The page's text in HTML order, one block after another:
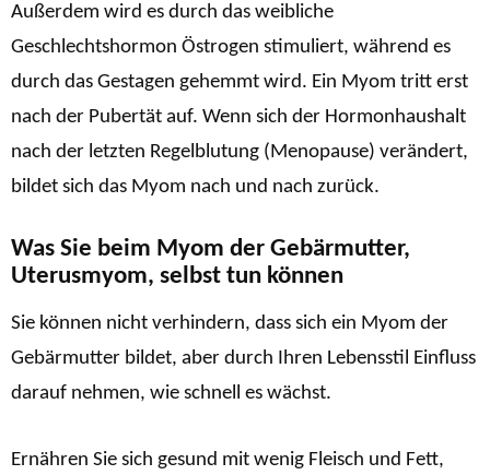
Außerdem wird es durch das weibliche
Geschlechtshormon Östrogen stimuliert, während es
durch das Gestagen gehemmt wird. Ein Myom tritt erst
nach der Pubertät auf. Wenn sich der Hormonhaushalt
nach der letzten Regelblutung (Menopause) verändert,
bildet sich das Myom nach und nach zurück.
Was Sie beim Myom der Gebärmutter,
Uterusmyom, selbst tun können
Sie können nicht verhindern, dass sich ein Myom der
Gebärmutter bildet, aber durch Ihren Lebensstil Einfluss
darauf nehmen, wie schnell es wächst.
Ernähren Sie sich gesund mit wenig Fleisch und Fett,